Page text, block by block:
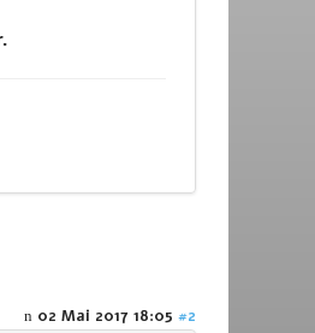
02 Mai 2017 18:05 #2